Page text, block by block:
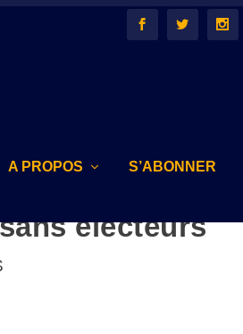
A PROPOS S’ABONNER
électeurs